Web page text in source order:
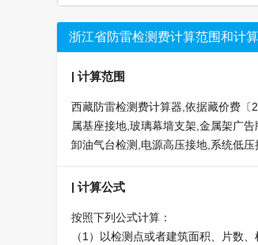
浙江省防雷检测费计算范围和计
| 计算范围
西藏防雷检测费计算器,依据藏价费
属基座接地,玻璃幕墙支架,金属架广
卸油气台检测,电源高压接地,系统低
| 计算公式
按照下列公式计算：
（1）以检测点或者建筑面积、片数